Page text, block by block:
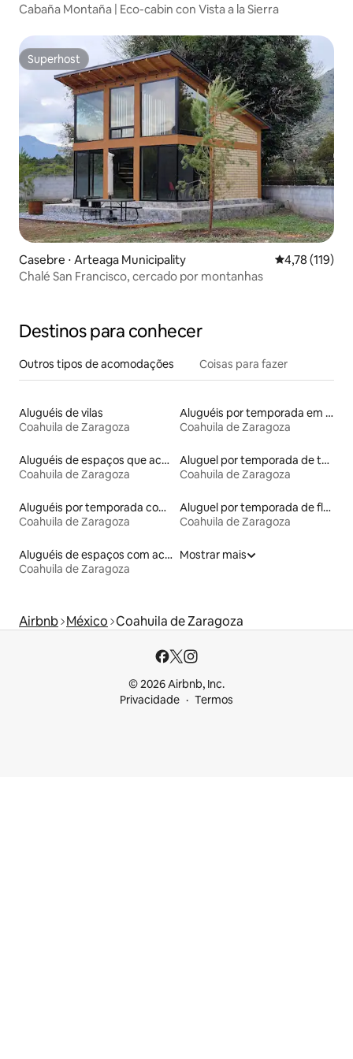
Cabaña Montaña | Eco-cabin con Vista a la Sierra
Superhost
Superhost
Casebre ⋅ Arteaga Municipality 4,78 de uma
4,78 (119)
Chalé San Francisco, cercado por montanhas
Destinos para conhecer
Outros tipos de acomodações Coisas para fazer
Aluguéis de vilas
Coahuila de Zaragoza
Aluguéis por temporada em acampamentos
Coahuila de Zaragoza
Aluguéis de espaços que aceitam animais de estimação
Coahuila de Zaragoza
Aluguel por temporada de tendas
Coahuila de Zaragoza
Aluguéis por temporada com suítes privativas
Coahuila de Zaragoza
Aluguel por temporada de flats
Coahuila de Zaragoza
Aluguéis de espaços com acesso direto a pistas de esqui
Coahuila de Zaragoza
Mostrar mais
Airbnb México Coahuila de Zaragoza
© 2026 Airbnb, Inc.
Privacidade
Termos